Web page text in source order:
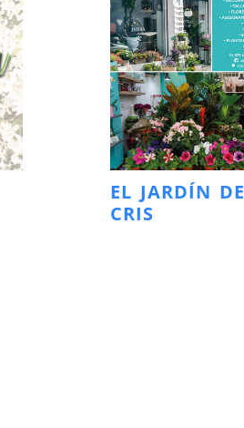
EL JARDÍN DE
CRIS